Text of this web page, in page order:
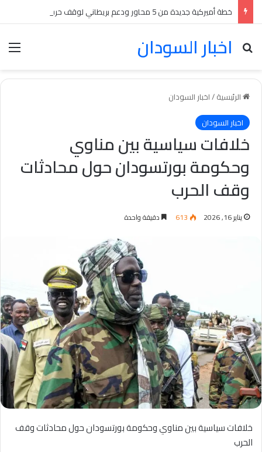
اخبار السودان
بحث عن
الرئيسية/اخبار السودان
اخبار السودان
خلافات سياسية بين مناوي
وحكومة بورتسودان حول محادثات
وقف الحرب
يناير 16, 2026 613 دقيقة واحدة
خلافات سياسية بين مناوي وحكومة بورتسودان حول محادثات وقف
الحرب